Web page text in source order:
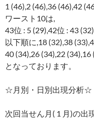
1 (46),2 (46),36 (46),42
ワースト10は,
43位 : 5 (29),42位 : 43
以下順に,18 (32),38
40 (34),26 (34),22 (34),16
となっております。
☆月別・日別出現分析☆
次回当せん月( 1 月)の出